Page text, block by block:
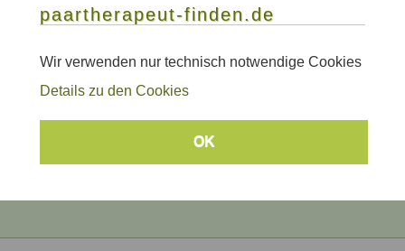
paartherapeut-finden.de
Wir verwenden nur technisch notwendige Cookies
Details zu den Cookies
OK
Wir
Themen Qualität
/ Paartherapie Dornstadt
/ Paartherapie Dornstadt
Beratungsthemen